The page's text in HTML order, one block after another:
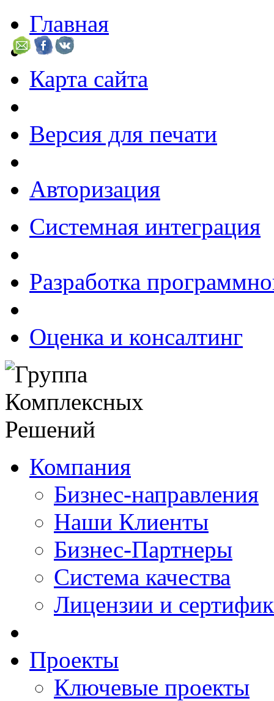
Главная
Карта сайта
Версия для печати
Авторизация
Системная интеграция
Разработка
Оценка и консалтинг
Компания
Бизнес-направления
Наши Клиенты
Бизнес-Партнеры
Система качества
Лицензии и
Проекты
Ключевые проекты